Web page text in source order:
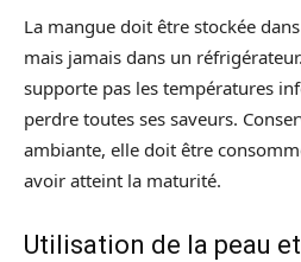
La mangue doit être stockée
mais jamais dans un
supporte pas les températures
perdre toutes ses saveurs.
ambiante, elle doit être
avoir atteint la maturité.
Utilisation de la peau